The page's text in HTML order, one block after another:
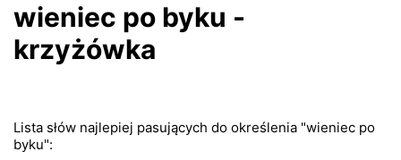
wieniec po byku -
krzyżówka
Lista słów najlepiej pasujących do określenia "wieniec po
byku":